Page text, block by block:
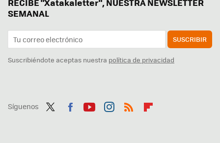
SEMANAL
SUSCRIBIR
Suscribiéndote aceptas nuestra política de privacidad
Síguenos